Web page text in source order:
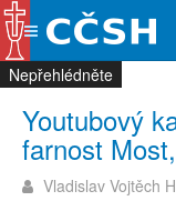
Youtubový
farnost
Vladislav Vojtěch
Nepřehlédněte
Nepřehlédněte
Nepřehlédněte
Nepřehlédněte